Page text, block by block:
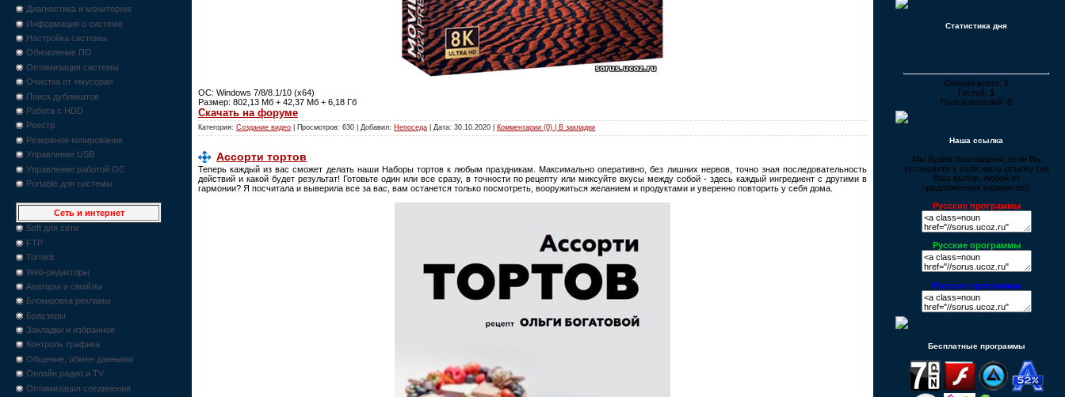
Диагностика и мониторинг
Информация о системе
Настройка системы
Обновление ПО
Оптимизация системы
Очистка от «мусора»
Поиск дубликатов
Работа с HDD
Реестр
Резервное копирование
Управление USB
Управление работой ОС
Portable для системы
Сеть и интернет
Soft для сети
FTP
Torrent
Web-редакторы
Аватары и смайлы
Блокировка рекламы
Браузеры
Закладки и избранное
Контроль трафика
Общение, обмен данными
Онлайн радио и TV
Оптимизация соединения
ОС: Windows 7/8/8.1/10 (x64)
Размер: 802,13 Мб + 42,37 Мб + 6,18 Гб
Скачать на форуме
Категория: Создание видео | Просмотров: 630 | Добавил: Непоседа | Дата: 30.10.2020 Комментарии (0) | В закладки
Ассорти тортов
Теперь каждый из вас сможет делать наши Наборы тортов к любым праздникам. Максимально оперативно, без лишних нервов, точно зная последовательность
действий и какой будет результат! Готовьте один или все сразу, в точности по рецепту или миксуйте вкусы между собой - здесь каждый ингредиент с другими в
гармонии? Я посчитала и выверила все за вас, вам останется только посмотреть, вооружиться желанием и продуктами и уверенно повторить у себя дома.
Статистика дня
Онлайн всего: 1
Гостей: 1
Пользователей: 0
Наша ссылка
Мы будем благодарны, если Вы
установите у себя нашу ссылку (на
Ваш выбор, любой из
предложенных вариантов):
Русские программы
Русские программы
Русские программы
Бесплатные программы